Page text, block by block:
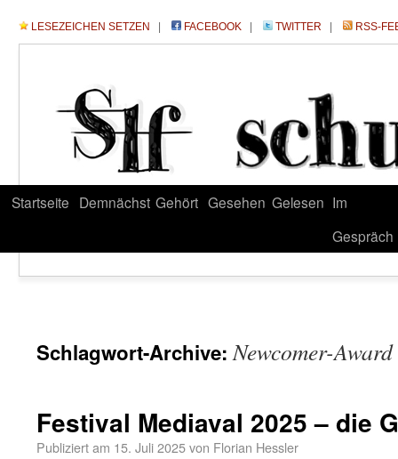
LESEZEICHEN SETZEN FACEBOOK TWITTER RSS-
Startseite Demnächst Gehört Gesehen Gelesen Im
Gespräch
Schlagwort-Archive:Newcomer-Award
Festival Mediaval 2025 – die
Publiziert am 15. Juli 2025von Florian Hessler